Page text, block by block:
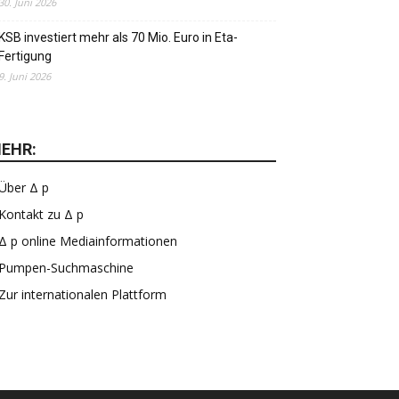
investiert mehr als 70 Mio. Euro in Eta-
Juni 2026
Δ p
zu Δ p
p online Mediainformationen
Suchmaschine
internationalen Plattform